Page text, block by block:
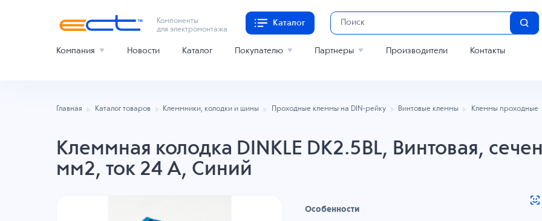
Компоненты
для электромонтажа
Каталог
Компания Новости Каталог Покупателю Партнеры Производители Контакты
Главная Каталог товаров Клеммники, колодки и шины Проходные клеммы на DIN-рейку Винтовые клеммы Клеммы проходные
Клеммная колодка DINKLE DK2.5BL, Винтовая,
мм2, ток 24 A, Синий
Особенности